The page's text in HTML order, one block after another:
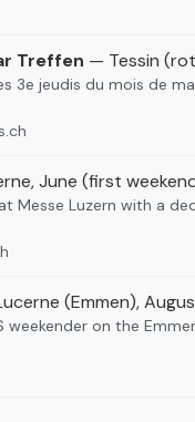
Treffen — Tessin
3e jeudis du mois de
June (first
Messe Luzern with a
(Emmen),
weekender on the